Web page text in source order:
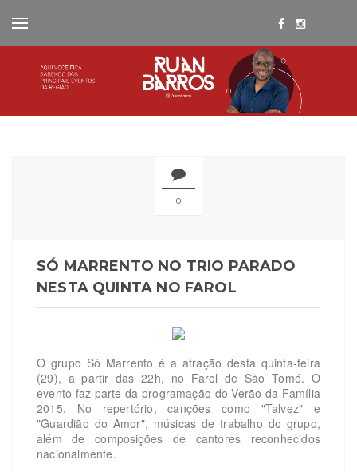
0
SÓ MARRENTO NO TRIO PARADO
NESTA QUINTA NO FAROL
O grupo Só Marrento é a atração desta quinta-feira
(29), a partir das 22h, no Farol de São Tomé. O
evento faz parte da programação do Verão da Família
2015. No repertório, canções como "Talvez" e
"Guardião do Amor", músicas de trabalho do grupo,
além de composições de cantores reconhecidos
nacionalmente.